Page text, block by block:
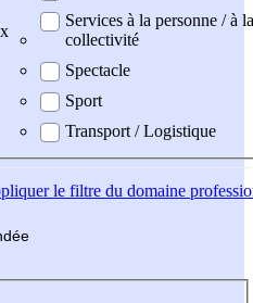
Services à la personne / à la
collectivité
Spectacle
Sport
Transport / Logistique
le filtre du domaine